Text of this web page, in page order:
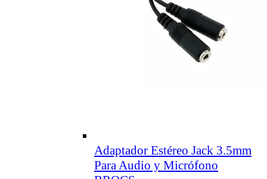
Adaptador Estéreo Jack 3.5mm
Para Audio y Micrófono